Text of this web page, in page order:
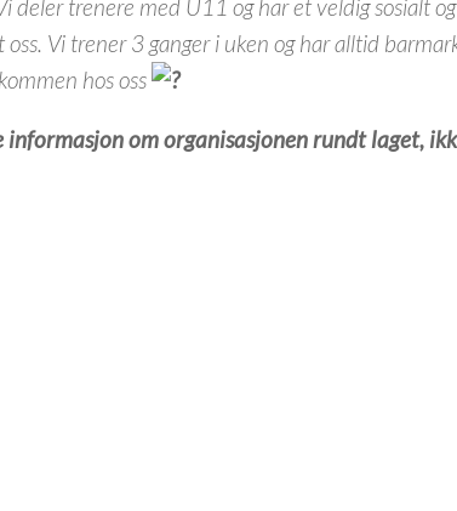
deler trenere med U11 og har et veldig sosialt
Vi trener 3 ganger i uken og har alltid
hos oss
informasjon om organisasjonen rundt laget,